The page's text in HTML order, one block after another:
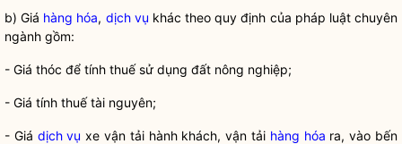
b) Giá hàng hóa, dịch vụ khác theo quy định của pháp luật chuyên
ngành gồm:
- Giá thóc để tính thuế sử dụng đất nông nghiệp;
- Giá tính thuế tài nguyên;
- Giá dịch vụ xe vận tải hành khách, vận tải hàng hóa ra, vào bến